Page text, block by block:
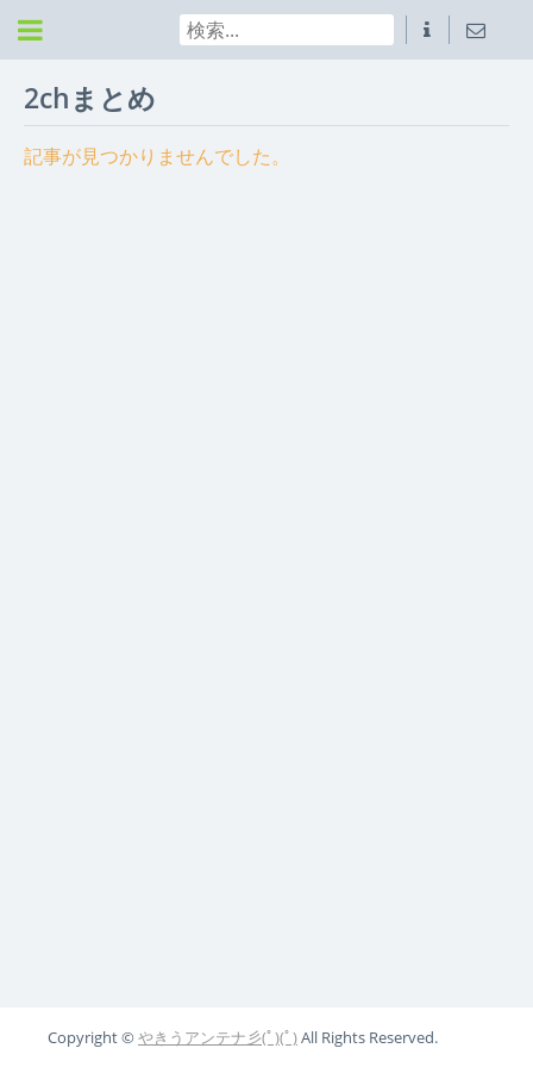
2chまとめ
記事が見つかりませんでした。
Copyright ©やきうアンテナ彡(ﾟ)(ﾟ)All Rights Reserved.